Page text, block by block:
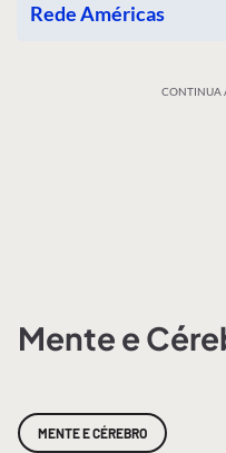
Rede Américas
CONTINUA
Mente e
MENTE E CÉREBRO